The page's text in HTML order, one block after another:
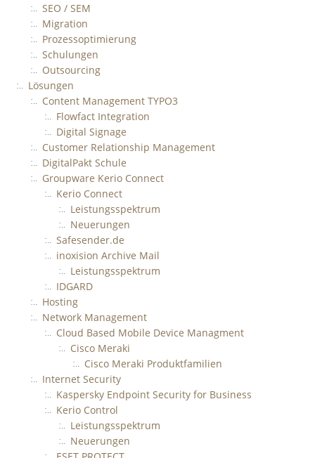
SEO / SEM
Migration
Prozessoptimierung
Schulungen
Outsourcing
Lösungen
Content Management TYPO3
Flowfact Integration
Digital Signage
Customer Relationship Management
DigitalPakt Schule
Groupware Kerio Connect
Kerio Connect
Leistungsspektrum
Neuerungen
Safesender.de
inoxision Archive Mail
Leistungsspektrum
IDGARD
Hosting
Network Management
Cloud Based Mobile Device Managment
Cisco Meraki
Cisco Meraki Produktfamilien
Internet Security
Kaspersky Endpoint Security for Business
Kerio Control
Leistungsspektrum
Neuerungen